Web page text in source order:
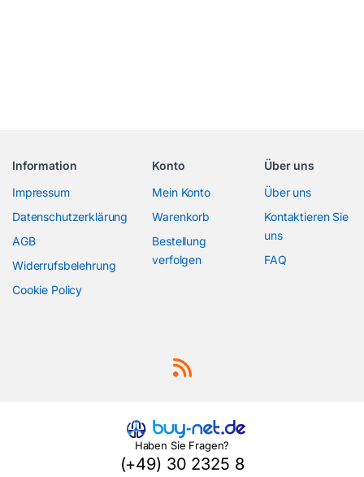
Information
Impressum
Datenschutzerklärung
AGB
Widerrufsbelehrung
Cookie Policy
Konto
Mein Konto
Warenkorb
Bestellung
verfolgen
Über uns
Über uns
Kontaktieren Sie
uns
FAQ
Haben Sie Fragen?
(+49) 30 2325 8